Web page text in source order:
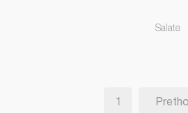
Salate
1